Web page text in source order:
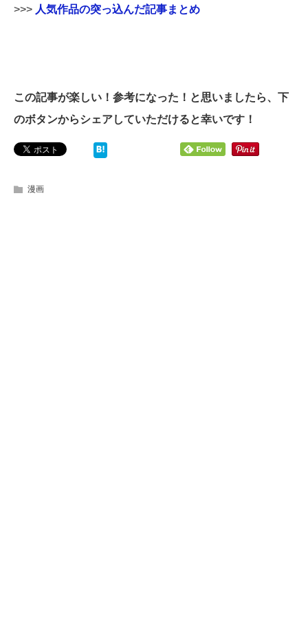
>>> 人気作品の突っ込んだ記事まとめ
この記事が楽しい！参考になった！と思いましたら、下
のボタンからシェアしていただけると幸いです！
漫画